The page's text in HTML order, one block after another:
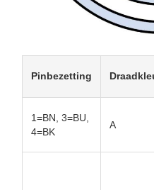
Pinbezetting
1=BN, 3=BU,
4=BK
A